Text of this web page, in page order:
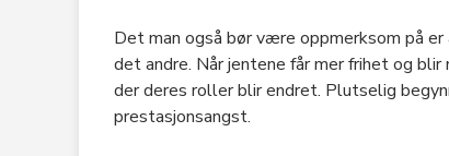
Det man også bør være oppmerksom på
det andre. Når jentene får mer frihet og
der deres roller blir endret. Plutselig
prestasjonsangst.